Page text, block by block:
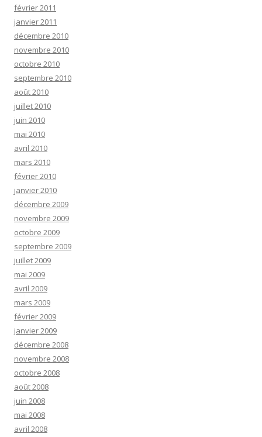
février 2011
janvier 2011
décembre 2010
novembre 2010
octobre 2010
septembre 2010
août 2010
juillet 2010
juin 2010
mai 2010
avril 2010
mars 2010
février 2010
janvier 2010
décembre 2009
novembre 2009
octobre 2009
septembre 2009
juillet 2009
mai 2009
avril 2009
mars 2009
février 2009
janvier 2009
décembre 2008
novembre 2008
octobre 2008
août 2008
juin 2008
mai 2008
avril 2008